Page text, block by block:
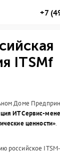
+7
ITSMf
Доме
ИТ Сервис-
ценности».
российское